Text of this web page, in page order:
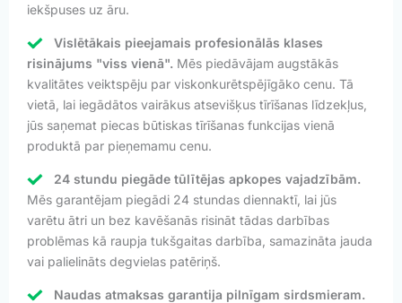
iekšpuses uz āru.
Vislētākais pieejamais profesionālās klases
risinājums "viss vienā". Mēs piedāvājam augstākās
kvalitātes veiktspēju par viskonkurētspējīgāko cenu. Tā
vietā, lai iegādātos vairākus atsevišķus tīrīšanas līdzekļus,
jūs saņemat piecas būtiskas tīrīšanas funkcijas vienā
produktā par pieņemamu cenu.
24 stundu piegāde tūlītējas apkopes vajadzībām.
Mēs garantējam piegādi 24 stundas diennaktī, lai jūs
varētu ātri un bez kavēšanās risināt tādas darbības
problēmas kā raupja tukšgaitas darbība, samazināta jauda
vai palielināts degvielas patēriņš.
Naudas atmaksas garantija pilnīgam sirdsmieram.